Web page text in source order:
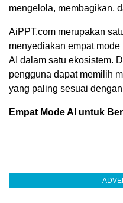
mengelola, membagikan,
AiPPT.com merupakan
menyediakan empat
AI dalam satu ekosistem.
pengguna dapat memilih
yang paling sesuai
Empat Mode AI untuk